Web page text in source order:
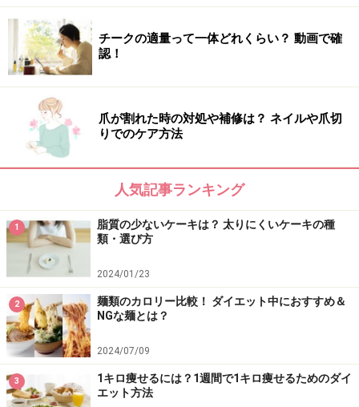
4.アミノ酸を摂る
成長ホルモンの材料はアミノ酸です。アミノ酸は、たん
ぱく質食品である肉、魚、卵、大豆製品等に多く含まれ
ています。女性は男性と比べてたんぱく質の摂取量が少
ない傾向にあり、それが筋トレの効果を出しにくい（=狙
った通りの体型にならない）ことにもつながっていま
す。理想の体型を手に入れるためにも、そして脂肪燃焼
を活発にするためにも、たんぱく質は毎食しっかり食べ
るようにしましょう。毎食手の平1枚分の摂取が理想で
す。
5. 1日8500歩以上を目指してウォーキングorジョギング
朝の筋トレにより成長ホルモンの分泌が活発になってい
る6時間を中心に、積極的に歩いたり走るなどの有酸素
運動の機会を増やしましょう。いつもより代謝の高い状
態が続いているため、脂肪も燃えやすい状態になってい
ます。このチャンスを上手に利用しましょう。
チークの適量って一体どれくらい？ 動画で確
認！
爪が割れた時の対処や補修は？ ネイルや爪切
りでのケア方法
人気記事ランキング
1
脂質の少ないケーキは？ 太りにくいケーキの種
類・選び方
2024/01/23
2
麺類のカロリー比較！ ダイエット中におすすめ＆
NGな麺とは？
2024/07/09
3
1キロ痩せるには？1週間で1キロ痩せるためのダイ
エット方法